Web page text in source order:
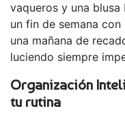
vaqueros y una blusa
un fin de semana con
una mañana de
luciendo siempre
Organización
tu rutina